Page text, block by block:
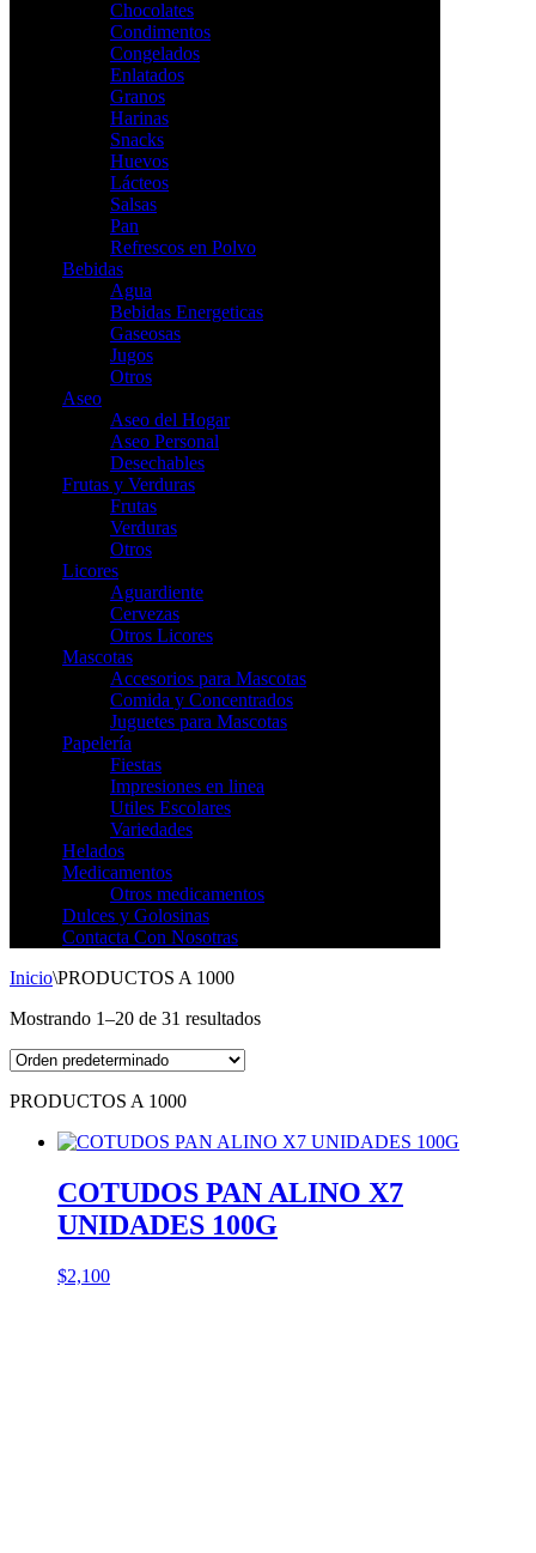
Chocolates
Condimentos
Congelados
Enlatados
Granos
Harinas
Snacks
Huevos
Lácteos
Salsas
Pan
Refrescos en Polvo
Bebidas
Agua
Bebidas Energeticas
Gaseosas
Jugos
Otros
Aseo
Aseo del Hogar
Aseo Personal
Desechables
Frutas y Verduras
Frutas
Verduras
Otros
Licores
Aguardiente
Cervezas
Otros Licores
Mascotas
Accesorios para Mascotas
Comida y Concentrados
Juguetes para Mascotas
Papelería
Fiestas
Impresiones en linea
Utiles Escolares
Variedades
Helados
Medicamentos
Otros medicamentos
Dulces y Golosinas
Contacta Con Nosotras
Inicio\PRODUCTOS A 1000
Mostrando 1–20 de 31 resultados
PRODUCTOS A 1000
COTUDOS PAN ALINO X7
UNIDADES 100G
$2,100